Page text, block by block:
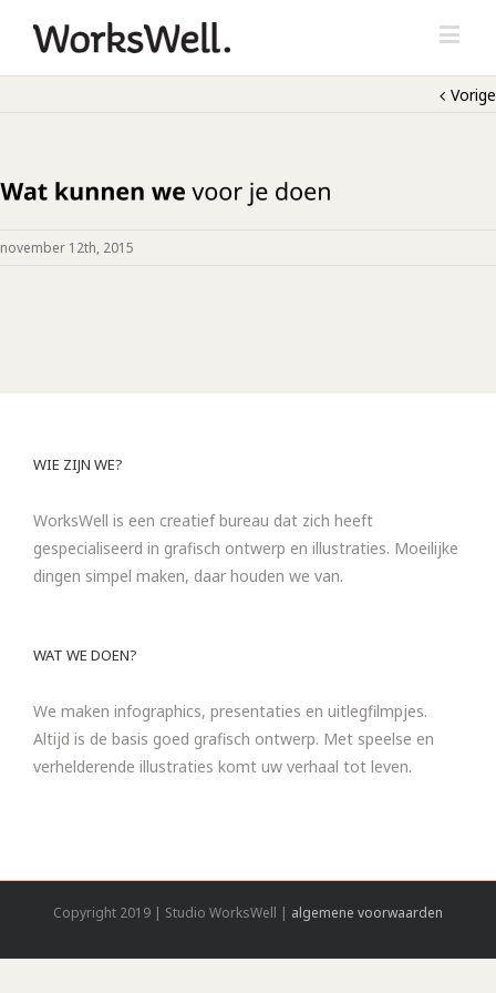
Vorige
november 12th, 2015
WIE ZIJN WE?
WorksWell is een creatief bureau dat zich heeft
gespecialiseerd in grafisch ontwerp en illustraties. Moeilijke
dingen simpel maken, daar houden we van.
WAT WE DOEN?
We maken infographics, presentaties en uitlegfilmpjes.
Altijd is de basis goed grafisch ontwerp. Met speelse en
verhelderende illustraties komt uw verhaal tot leven.
Copyright 2019 | Studio WorksWell | algemene voorwaarden